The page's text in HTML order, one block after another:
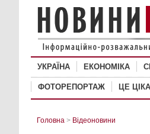
УКРАЇНА ЕКОНОМІКА
ФОТОРЕПОРТАЖ ЦЕ
Головна > Відеоновини